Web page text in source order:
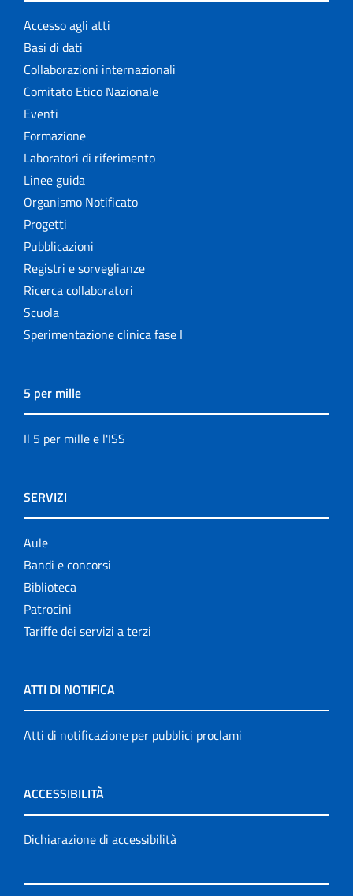
Accesso agli atti
Basi di dati
Collaborazioni internazionali
Comitato Etico Nazionale
Eventi
Formazione
Laboratori di riferimento
Linee guida
Organismo Notificato
Progetti
Pubblicazioni
Registri e sorveglianze
Ricerca collaboratori
Scuola
Sperimentazione clinica fase I
5 per mille
Il 5 per mille e l'ISS
SERVIZI
Aule
Bandi e concorsi
Biblioteca
Patrocini
Tariffe dei servizi a terzi
ATTI DI NOTIFICA
Atti di notificazione per pubblici proclami
ACCESSIBILITÀ
Dichiarazione di accessibilità